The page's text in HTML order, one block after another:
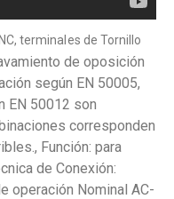
terminales de Tornillo
de oposición
según EN 50005,
EN 50012 son
corresponden
Función: para
de Conexión:
operación Nominal AC-